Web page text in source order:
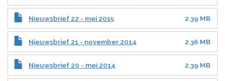
Nieuwsbrief 22 - mei 2015 2.39 MB
Nieuwsbrief 21 - november 2014 2.36 MB
Nieuwsbrief 20 - mei 2014 2.39 MB